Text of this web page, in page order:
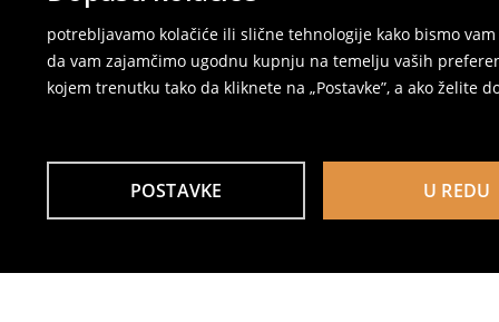
potrebljavamo kolačiće ili slične tehnologije kako bismo
da vam zajamčimo ugodnu kupnju na temelju vaših
kojem trenutku tako da kliknete na „Postavke”, a ako želite
POSTAVKE U REDU